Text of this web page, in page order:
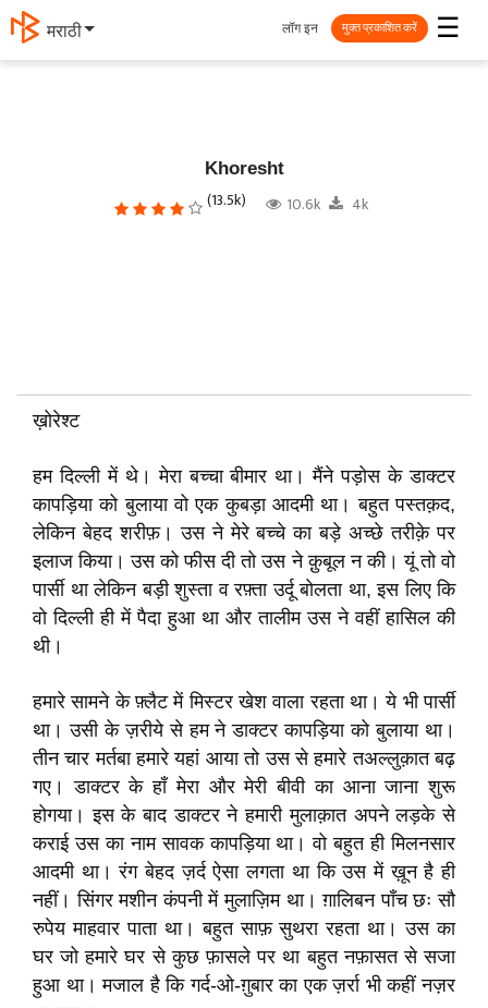
தமிழ் ☰
लॉग इन मुक्त प्रकाशित करें
Khoresht
(13.5k) 10.6k 4k
ख़ोरेश्ट
हम दिल्ली में थे। मेरा बच्चा बीमार था। मैंने पड़ोस के डाक्टर
कापड़िया को बुलाया वो एक कुबड़ा आदमी था। बहुत पस्तक़द,
लेकिन बेहद शरीफ़। उस ने मेरे बच्चे का बड़े अच्छे तरीक़े पर
इलाज किया। उस को फीस दी तो उस ने क़ुबूल न की। यूं तो वो
पार्सी था लेकिन बड़ी शुस्ता व रफ़्ता उर्दू बोलता था, इस लिए कि
वो दिल्ली ही में पैदा हुआ था और तालीम उस ने वहीं हासिल की
थी।
हमारे सामने के फ़्लैट में मिस्टर खेश वाला रहता था। ये भी पार्सी
था। उसी के ज़रीये से हम ने डाक्टर कापड़िया को बुलाया था।
तीन चार मर्तबा हमारे यहां आया तो उस से हमारे तअल्लुक़ात बढ़
गए। डाक्टर के हाँ मेरा और मेरी बीवी का आना जाना शुरू
होगया। इस के बाद डाक्टर ने हमारी मुलाक़ात अपने लड़के से
कराई उस का नाम सावक कापड़िया था। वो बहुत ही मिलनसार
आदमी था। रंग बेहद ज़र्द ऐसा लगता था कि उस में ख़ून है ही
नहीं। सिंगर मशीन कंपनी में मुलाज़िम था। ग़ालिबन पाँच छः सौ
रुपेय माहवार पाता था। बहुत साफ़ सुथरा रहता था। उस का
घर जो हमारे घर से कुछ फ़ासले पर था बहुत नफ़ासत से सजा
हुआ था। मजाल है कि गर्द-ओ-ग़ुबार का एक ज़र्रा भी कहीं नज़र